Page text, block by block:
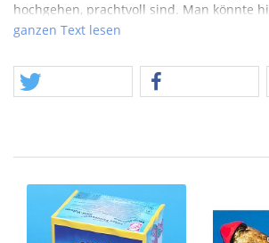
hochgehen, prachtvoll sind. Man könnte
finden, die beschreiben, welche
richtig funktionieren, sind nicht gleich zu
oder Attrappen im eigentlich Sinne. Ein
Tischfeuerwerk, dieses von der
Feuerwerkskörper können also auf
Fragen hat, kann uns gerne schreiben.
ganzen Text lesen